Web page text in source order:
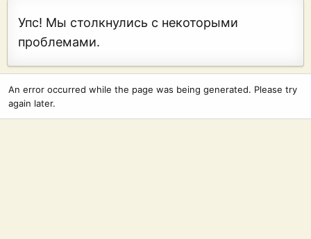
Упс! Мы столкнулись с некоторыми
проблемами.
An error occurred while the page was being generated. Please try
again later.